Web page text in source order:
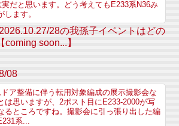
だと思います。どう考えてもE233系N36み
します。
2026.10.27/28の我孫子イベントはどの
coming soon...】
08
ア整備に伴う転用対象編成の展示撮影会な
は思いますが、2ポスト目にE233-2000が写
るところですね。撮影会に引っ張り出した編
系...